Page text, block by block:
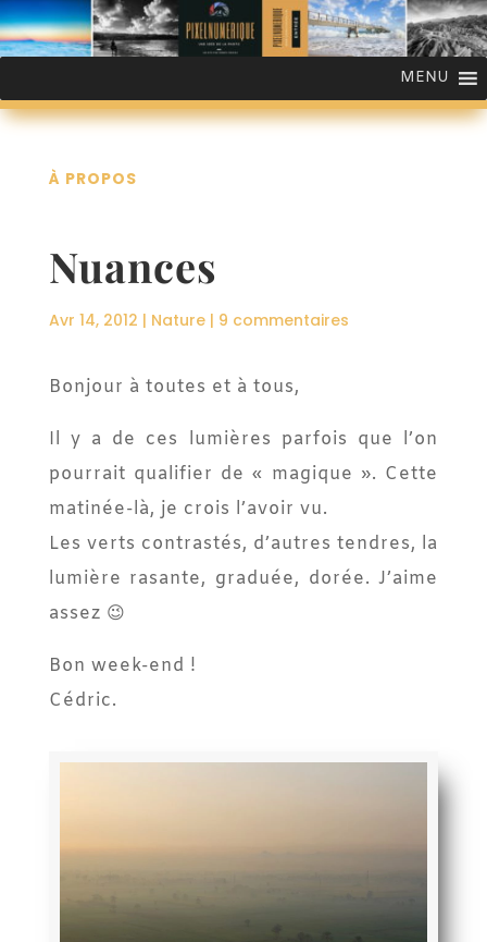
MENU
À PROPOS
Nuances
Avr 14, 2012 | Nature| 9 commentaires
Bonjour à toutes et à tous,
Il y a de ces lumières parfois que l’on
pourrait qualifier de « magique ». Cette
matinée-là, je crois l’avoir vu.
Les verts contrastés, d’autres tendres, la
lumière rasante, graduée, dorée. J’aime
assez 😉
Bon week-end !
Cédric.